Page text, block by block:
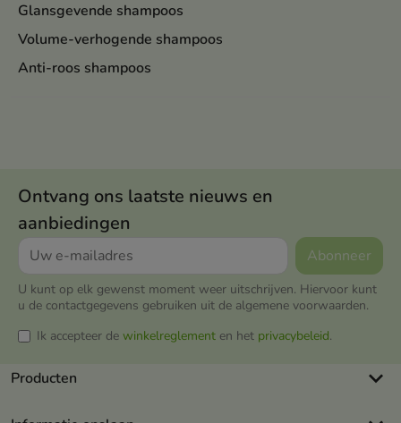
Glansgevende shampoos
Volume-verhogende shampoos
Anti-roos shampoos
Ontvang ons laatste nieuws en
aanbiedingen
U kunt op elk gewenst moment weer uitschrijven. Hiervoor kunt
u de contactgegevens gebruiken uit de algemene voorwaarden.
Ik accepteer de winkelreglement en het privacybeleid.
Producten keyboard_arrow_down